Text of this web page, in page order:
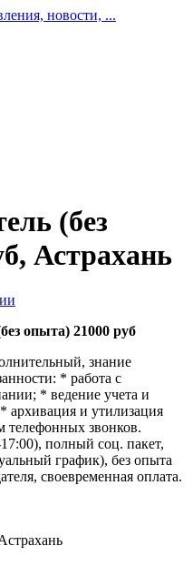
новости, ...
(без
Астрахань
опыта) 21000 руб
знание
* работа с
* ведение учета и
архивация и утилизация
телефонных звонков.
полный соц. пакет,
график), без опыта
своевременная оплата.